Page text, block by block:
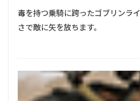
毒を持つ乗騎に跨ったゴブリンラ
さで敵に矢を放ちます。